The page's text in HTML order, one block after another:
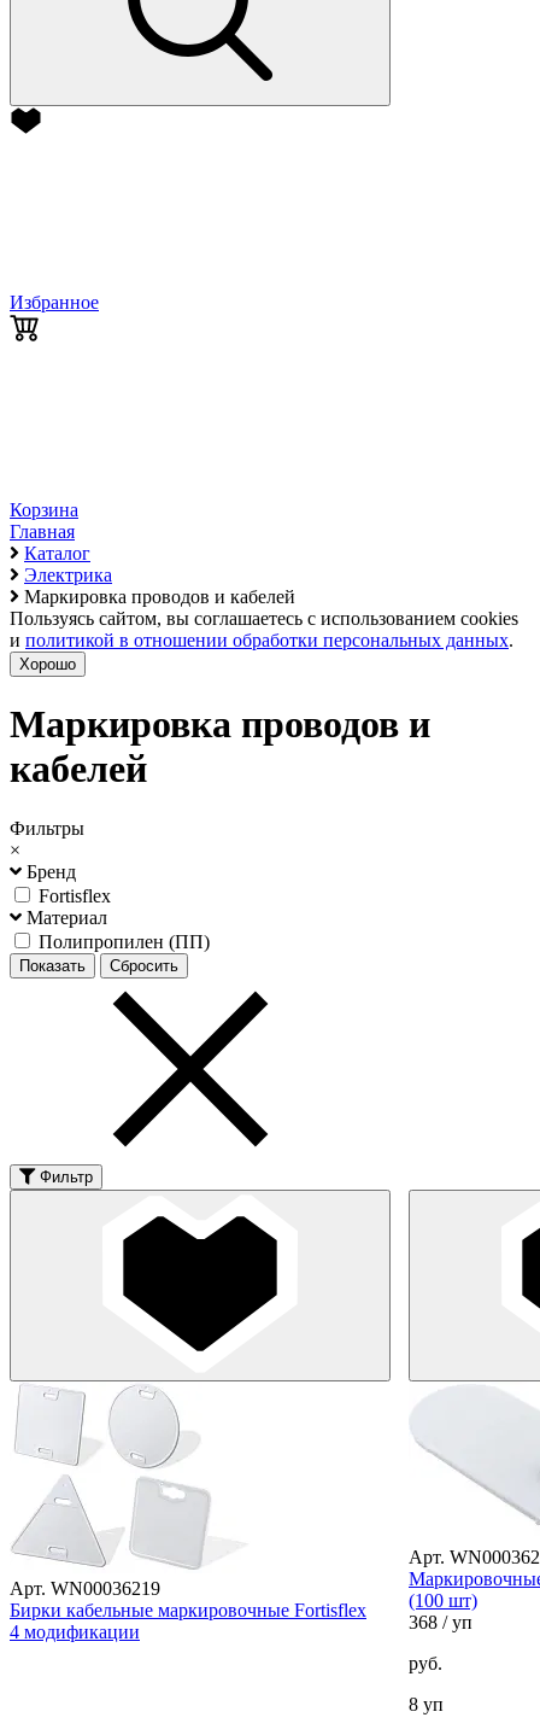
Избранное
Корзина
Главная
Каталог
Электрика
Маркировка проводов и кабелей
Пользуясь сайтом, вы соглашаетесь с использованием cookies
и политикой в отношении обработки персональных данных.
Хорошо
Маркировка проводов и
кабелей
Фильтры
×
Бренд
Fortisflex
Материал
Полипропилен (ПП)
Фильтр
Арт. WN00036219
Бирки кабельные маркировочные Fortisflex
4 модификации
Арт.
(100 шт)
368 / уп
руб.
8 уп